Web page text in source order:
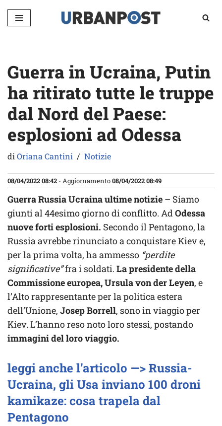
Vai
Guerra in Ucraina, Putin
ha ritirato tutte le truppe
dal Nord del Paese:
esplosioni ad Odessa
diOriana Cantini Notizie
08/04/2022 08:42 - Aggiornamento08/04/2022 08:49
Guerra Russia Ucraina ultime notizie – Siamo
giunti al 44esimo giorno di conflitto. AdOdessa
nuove forti esplosioni. Secondo il Pentagono, la
Russia avrebbe rinunciato a conquistare Kiev e,
per la prima volta, ha ammesso “perdite
significative”fra i soldati. La presidente della
Commissione europea, Ursula von der Leyen, e
l’Alto rappresentante per la politica estera
dell’Unione, Josep Borrell, sono in viaggio per
Kiev. L’hanno reso noto loro stessi, postando
immagini del loro viaggio.
leggi anche l’articolo —> Russia-
Ucraina, gli Usa inviano 100 droni
kamikaze: cosa trapela dal
Pentagono